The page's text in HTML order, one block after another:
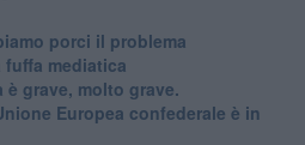
porci il problema
mediatica
grave, molto grave.
Europea confederale è in